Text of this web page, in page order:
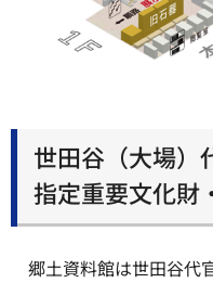
世田谷（大場）
指定重要文化財
郷土資料館は世田谷代